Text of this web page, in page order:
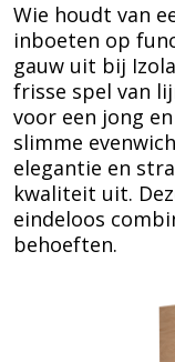
Wie houdt van
inboeten op
gauw uit bij
frisse spel van
voor een jong
slimme
elegantie en
kwaliteit uit.
eindeloos
behoeften.